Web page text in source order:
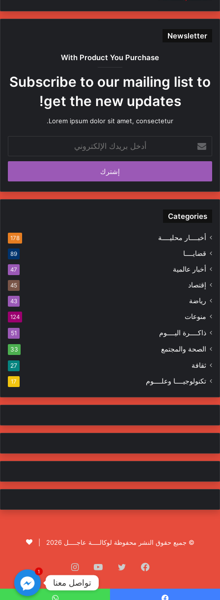
Newsletter
With Product You Purchase
Subscribe to our mailing list to
get the new updates!
Lorem ipsum dolor sit amet, consectetur.
بريدك
الإلكتروني
Categories
أخبــــار محليــــة 178
قضايــــا 89
أخبار عالمية 47
إقتصاد 45
رياضة 43
منوعات 124
ذاكــــرة اليــــوم 51
الصحة والمجتمع 33
ثقافة 27
تكنولوجيــــا وعلــــوم 17
© جميع حقوق النشر محفوظة لوكالــــة عاجــــل 2026 |
فيسبوك تويتر يوتيوبانستقرام
تواصل معنا